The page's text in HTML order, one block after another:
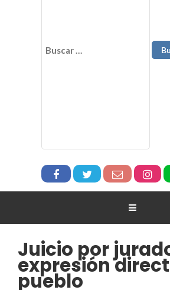
Juicio por
expresión
pueblo